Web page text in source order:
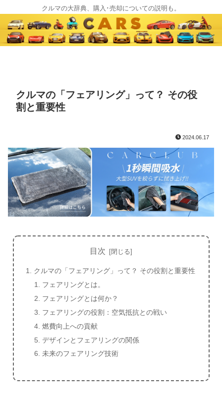
クルマの大辞典、購入･売却についての説明も。
クルマの「フェアリング」って？ その役
割と重要性
2024.06.17
目次
クルマの「フェアリング」って？ その役割と重要性
フェアリングとは。
フェアリングとは何か？
フェアリングの役割：空気抵抗との戦い
燃費向上への貢献
デザインとフェアリングの関係
未来のフェアリング技術